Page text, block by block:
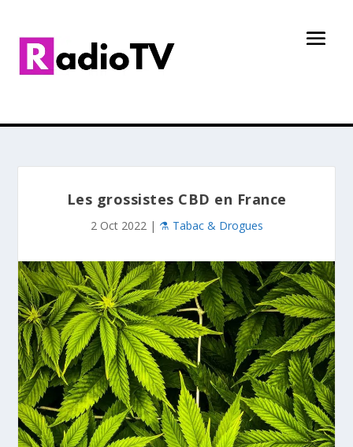
Les grossistes CBD en France
2 Oct 2022| ⚗️ Tabac & Drogues